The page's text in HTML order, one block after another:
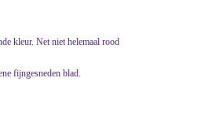
kleur. Net niet helemaal rood
fijngesneden blad.